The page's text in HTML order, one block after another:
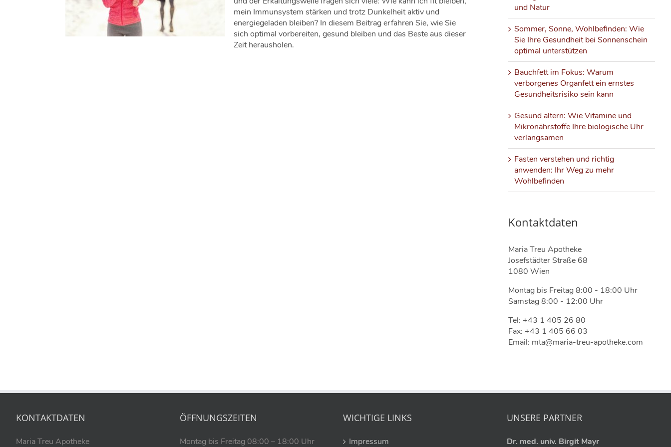
mein Immunsystem stärken und trotz Dunkelheit aktiv und
energiegeladen bleiben? In diesem Beitrag erfahren Sie, wie Sie
sich optimal vorbereiten, gesund bleiben und das Beste aus dieser
Zeit herausholen.
und Natur
Sommer, Sonne, Wohlbefinden: Wie
Sie Ihre Gesundheit bei Sonnenschein
optimal unterstützen
Bauchfett im Fokus: Warum
verborgenes Organfett ein ernstes
Gesundheitsrisiko sein kann
Gesund altern: Wie Vitamine und
Mikronährstoffe Ihre biologische Uhr
verlangsamen
Fasten verstehen und richtig
anwenden: Ihr Weg zu mehr
Wohlbefinden
Kontaktdaten
Maria Treu Apotheke
Josefstädter Straße 68
1080 Wien
Montag bis Freitag 8:00 - 18:00 Uhr
Samstag 8:00 - 12:00 Uhr
Tel: +43 1 405 26 80
Fax: +43 1 405 66 03
Email: mta@maria-treu-apotheke.com
KONTAKTDATEN
Maria Treu Apotheke
ÖFFNUNGSZEITEN
Montag bis Freitag 08:00 – 18:00 Uhr
WICHTIGE LINKS
Impressum
UNSERE PARTNER
Dr. med. univ. Birgit Mayr